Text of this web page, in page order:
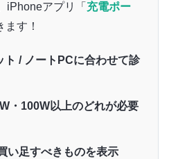
iPhoneアプリ「 充電ポー
ます！
ト / ノートPCに合わせて診
・100W以上のどれが必要
い足すべきものを表示